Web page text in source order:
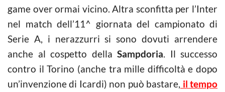
game over ormai vicino. Altra sconfitta per l’Inter
nel match dell’11^ giornata del campionato di
Serie A, i nerazzurri si sono dovuti arrendere
anche al cospetto della Sampdoria. Il successo
contro il Torino (anche tra mille difficoltà e dopo
un’invenzione di Icardi) non può bastare, il tempo